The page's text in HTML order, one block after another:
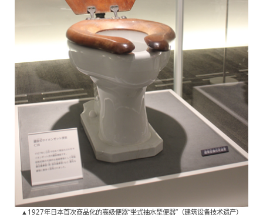
▲1927年日本首次商品化的高级便器“坐式抽水型便器”（建筑设备技术遗产）